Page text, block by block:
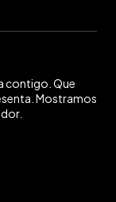
contigo. Que
Mostramos